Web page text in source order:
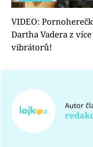
VIDEO:
Dartha Vadera z
vibrátorů!
Autor